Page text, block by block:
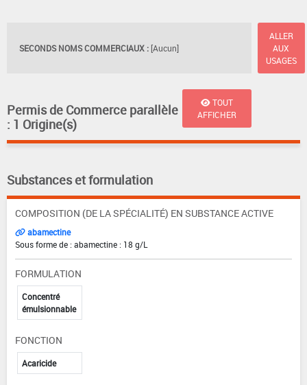
SECONDS NOMS COMMERCIAUX : [Aucun]
ALLER
AUX
USAGES
Permis de Commerce parallèle
: 1 Origine(s)
TOUT
AFFICHER
Substances et formulation
COMPOSITION (DE LA SPÉCIALITÉ) EN SUBSTANCE ACTIVE
abamectine
Sous forme de : abamectine : 18 g/L
FORMULATION
Concentré
émulsionnable
FONCTION
Acaricide